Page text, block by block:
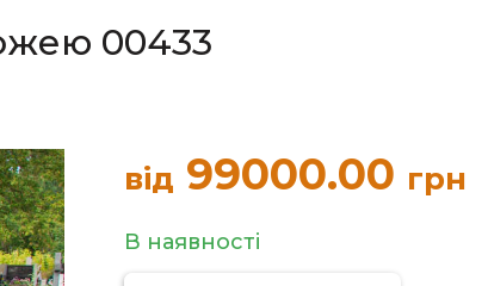
00433
від 99000.00 грн
В наявності